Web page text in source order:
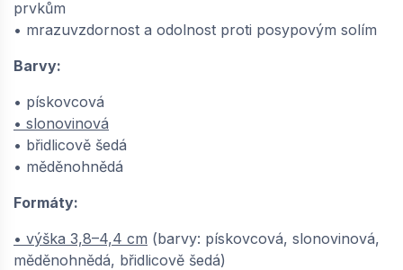
prvkům
• mrazuvzdornost a odolnost proti posypovým solím
Barvy:
• pískovcová
• slonovinová
• břidlicově šedá
• měděnohnědá
Formáty:
• výška 3,8–4,4 cm (barvy: pískovcová, slonovinová,
měděnohnědá, břidlicově šedá)